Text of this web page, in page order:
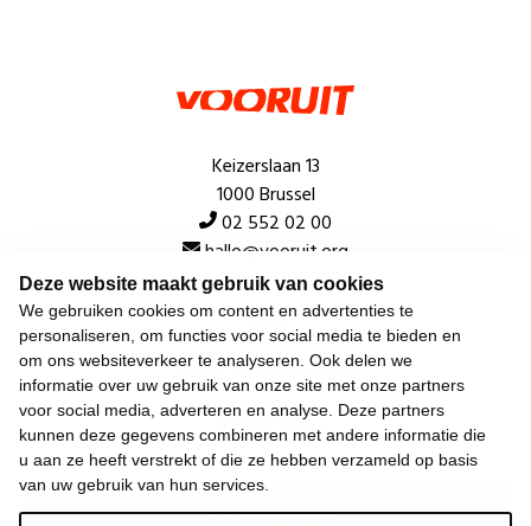
Deze website maakt gebruik van cookies
We gebruiken cookies om content en advertenties te
personaliseren, om functies voor social media te bieden en
om ons websiteverkeer te analyseren. Ook delen we
informatie over uw gebruik van onze site met onze partners
voor social media, adverteren en analyse. Deze partners
kunnen deze gegevens combineren met andere informatie die
u aan ze heeft verstrekt of die ze hebben verzameld op basis
van uw gebruik van hun services.
Keizerslaan 13
1000 Brussel
02 552 02 00
hallo@vooruit.org
Snel
Over de beweging
Algemeen
Laatste nieuws